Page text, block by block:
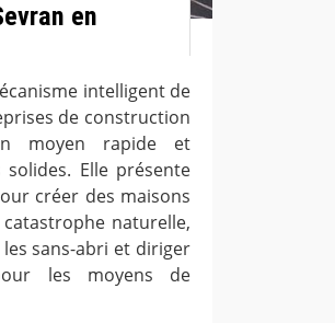
en
intelligent de
de construction
moyen rapide et
Elle présente
créer des maisons
naturelle,
sans-abri et diriger
les moyens de